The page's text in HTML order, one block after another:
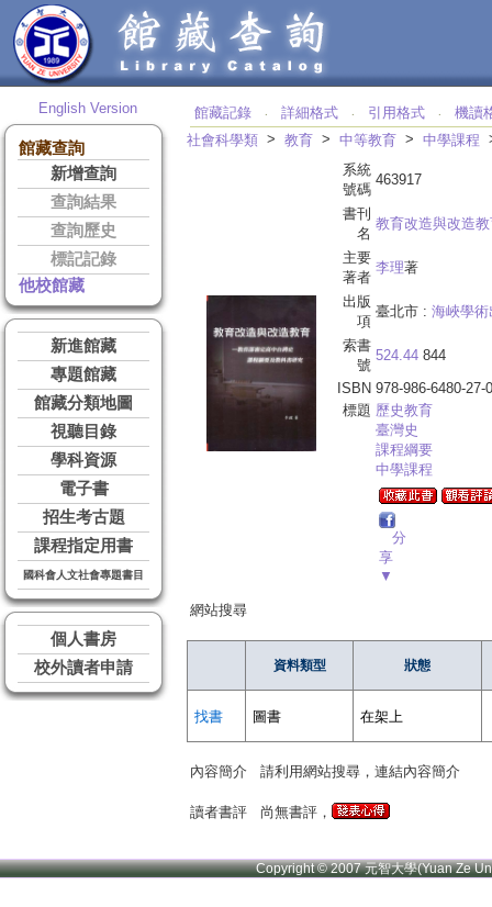
English Version
館藏查詢
新增查詢
查詢結果
查詢歷史
標記記錄
他校館藏
新進館藏
專題館藏
館藏分類地圖
視聽目錄
學科資源
電子書
招生考古題
課程指定用書
國科會人文社會專題書目
個人書房
校外讀者申請
館藏記錄 ‧ 詳細格式 ‧ 引用格式 ‧
機讀
社會科學類 > 教育 > 中等教育 > 中學課程
系統
號碼
463917
書刊
名
教育改造與改造
主要
著者
李理著
出版
項
臺北市 : 海峽學術
索書
號
524.44 844
ISBN 978-986-6480-27-0
標題 歷史教育
臺灣史
課程綱要
中學課程
分
享
▼
網站搜尋
資料類型 狀態
找書 圖書 在架上
內容簡介 請利用網站搜尋，連結內容簡介
讀者書評 尚無書評，
Copyright © 2007 元智大學(Yuan Ze